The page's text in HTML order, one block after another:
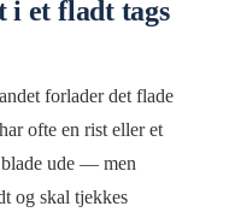
et fladt tags
forlader det flade
ofte en rist eller et
blade ude — men
og skal tjekkes